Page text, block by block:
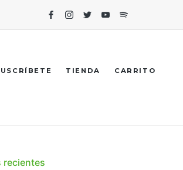
FacebookInstagram
TwitterYoutubeSpotify
TIENDA CARRITO
recientes